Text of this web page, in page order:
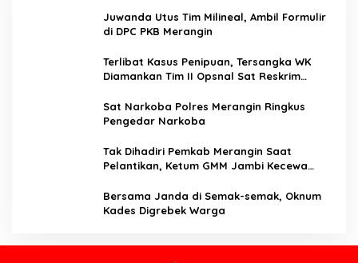
Juwanda Utus Tim Milineal, Ambil Formulir
di DPC PKB Merangin
Terlibat Kasus Penipuan, Tersangka WK
Diamankan Tim II Opsnal Sat Reskrim
Sat Narkoba Polres Merangin Ringkus
Pengedar Narkoba
Tak Dihadiri Pemkab Merangin Saat
Pelantikan, Ketum GMM Jambi Kecewa
Bersama Janda di Semak-semak, Oknum
Kades Digrebek Warga